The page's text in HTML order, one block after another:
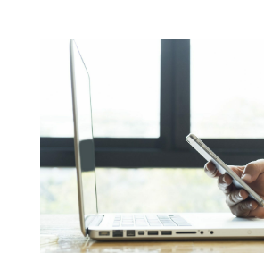
Français
English
Español